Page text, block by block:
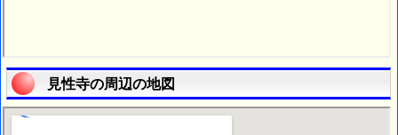
見性寺の周辺の地図